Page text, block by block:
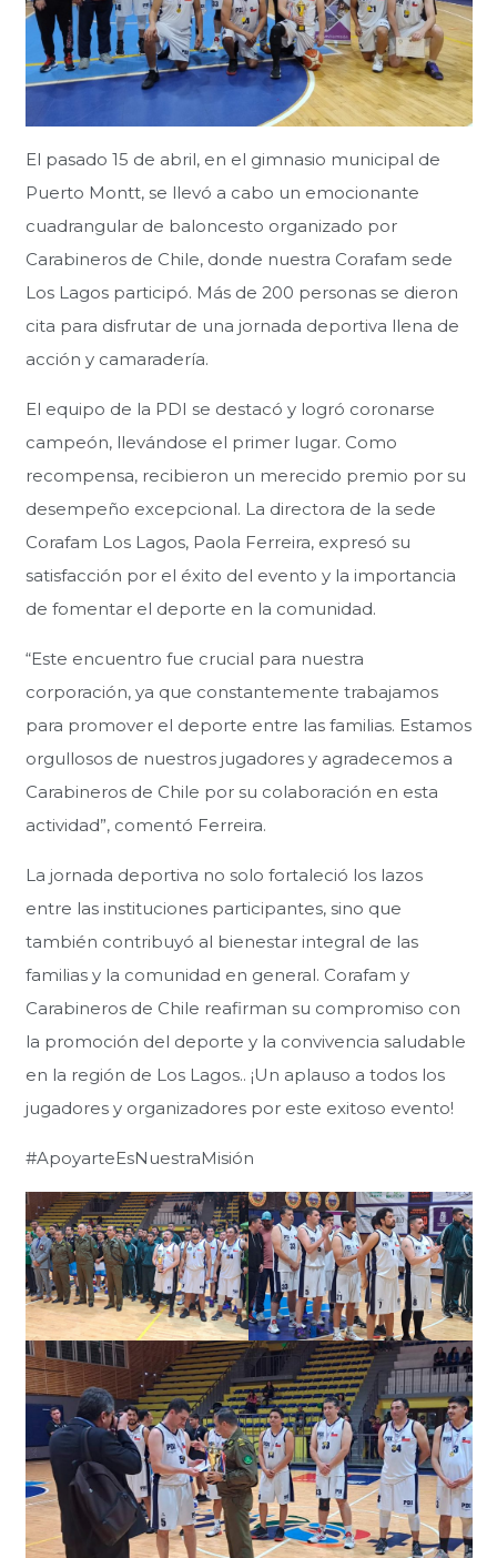
El pasado 15 de abril, en el gimnasio municipal de
Puerto Montt, se llevó a cabo un emocionante
cuadrangular de baloncesto organizado por
Carabineros de Chile, donde nuestra Corafam sede
Los Lagos participó. Más de 200 personas se dieron
cita para disfrutar de una jornada deportiva llena de
acción y camaradería.
El equipo de la PDI se destacó y logró coronarse
campeón, llevándose el primer lugar. Como
recompensa, recibieron un merecido premio por su
desempeño excepcional. La directora de la sede
Corafam Los Lagos, Paola Ferreira, expresó su
satisfacción por el éxito del evento y la importancia
de fomentar el deporte en la comunidad.
“Este encuentro fue crucial para nuestra
corporación, ya que constantemente trabajamos
para promover el deporte entre las familias. Estamos
orgullosos de nuestros jugadores y agradecemos a
Carabineros de Chile por su colaboración en esta
actividad”, comentó Ferreira.
La jornada deportiva no solo fortaleció los lazos
entre las instituciones participantes, sino que
también contribuyó al bienestar integral de las
familias y la comunidad en general. Corafam y
Carabineros de Chile reafirman su compromiso con
la promoción del deporte y la convivencia saludable
en la región de Los Lagos.. ¡Un aplauso a todos los
jugadores y organizadores por este exitoso evento!
#ApoyarteEsNuestraMisión